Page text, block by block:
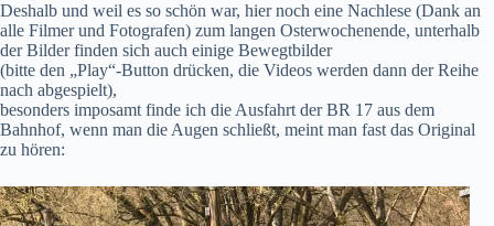
Deshalb und weil es so schön war, hier noch eine Nachlese (Dank an
alle Filmer und Fotografen) zum langen Osterwochenende, unterhalb
der Bilder finden sich auch einige Bewegtbilder
(bitte den „Play“-Button drücken, die Videos werden dann der Reihe
nach abgespielt),
besonders imposamt finde ich die Ausfahrt der BR 17 aus dem
Bahnhof, wenn man die Augen schließt, meint man fast das Original
zu hören: